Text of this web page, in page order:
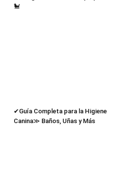
🐩
✔Guía Completa para la Higiene
Canina≫ Baños, Uñas y Más